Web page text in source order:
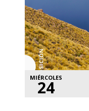
MIÉRCOLES
24